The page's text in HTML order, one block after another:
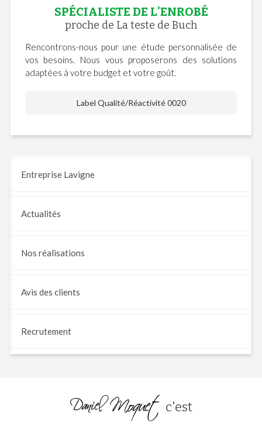
SPÉCIALISTE DE L'ENROBÉ
proche de La teste de Buch
Rencontrons-nous pour une étude personnalisée de
vos besoins. Nous vous proposerons des solutions
adaptées à votre budget et votre goût.
Label Qualité/Réactivité 0020
Entreprise Lavigne
Actualités
Nos réalisations
Avis des clients
Recrutement
c'est